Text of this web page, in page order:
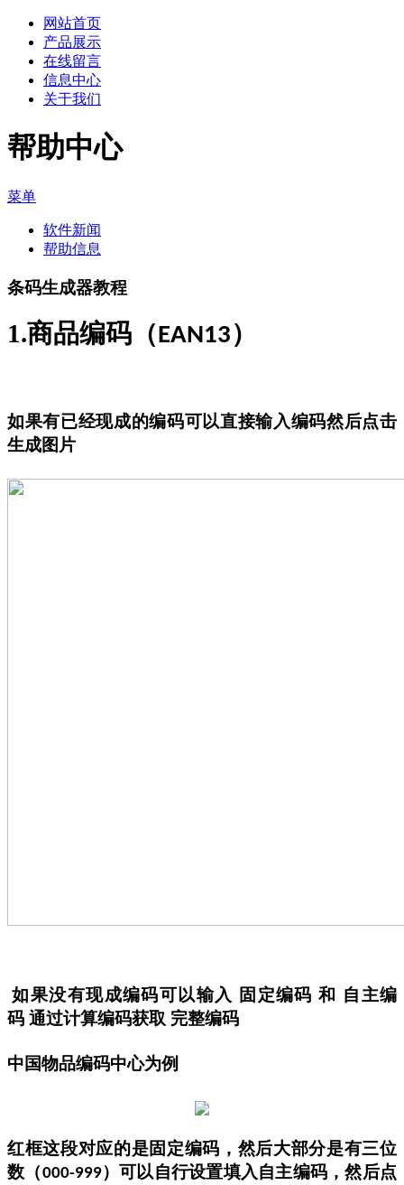
网站首页
产品展示
在线留言
信息中心
关于我们
帮助中心
菜单
软件新闻
帮助信息
条码生成器教程
1.商品编码（EAN13）
如果有已经现成的编码可以直接输入编码然后点击
生成图片
如果没有现成编码可以输入 固定编码 和 自主编
码 通过计算编码获取 完整编码
中国物品编码中心为例
红框这段对应的是固定编码，然后大部分是有三位
数（000-999）可以自行设置填入自主编码，然后点